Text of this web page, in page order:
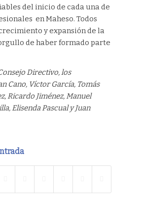
del inicio de cada una de
en Maheso. Todos
y expansión de la
de haber formado parte
Directivo, los
Cano, Víctor García, Tomás
Ricardo Jiménez, Manuel
Elisenda Pascual y Juan